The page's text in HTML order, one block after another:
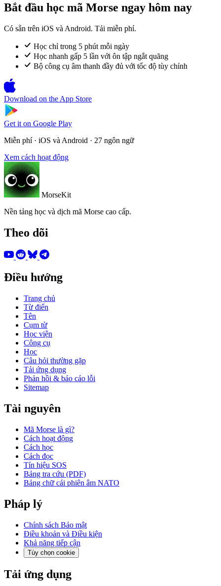
Bắt đầu học mã Morse ngay hôm nay
Có sẵn trên iOS và Android. Tải miễn phí.
Học chỉ trong 5 phút mỗi ngày
Học nhanh gấp 5 lần với ôn tập ngắt quãng
Bộ công cụ âm thanh đầy đủ với tốc độ tùy chỉnh
Download on the App Store
Get it on Google Play
Miễn phí · iOS và Android · 27 ngôn ngữ
Xem cách hoạt động
MorseKit
Nền tảng học và dịch mã Morse cao cấp.
Theo dõi
Điều hướng
Trang chủ
Từ điển
Tên
Cụm từ
Học viện
Công cụ
Học
Câu hỏi thường gặp
Tải ứng dụng
Phản hồi & báo cáo lỗi
Sitemap
Tài nguyên
Mã Morse là gì?
Cách hoạt động
Cách học
Cách đọc
Tín hiệu SOS
Bảng tra cứu (PDF)
Bảng chữ cái phiên âm NATO
Pháp lý
Chính sách Bảo mật
Điều khoản và Điều kiện
Khả năng tiếp cận
Tùy chọn cookie
Tải ứng dụng